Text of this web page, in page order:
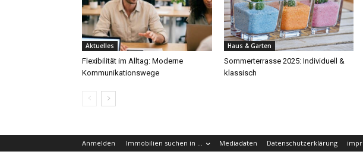
Aktuelles
Flexibilität im Alltag: Moderne
Kommunikationswege
Haus & Garten
Sommerterrasse 2025: Individuell &
klassisch